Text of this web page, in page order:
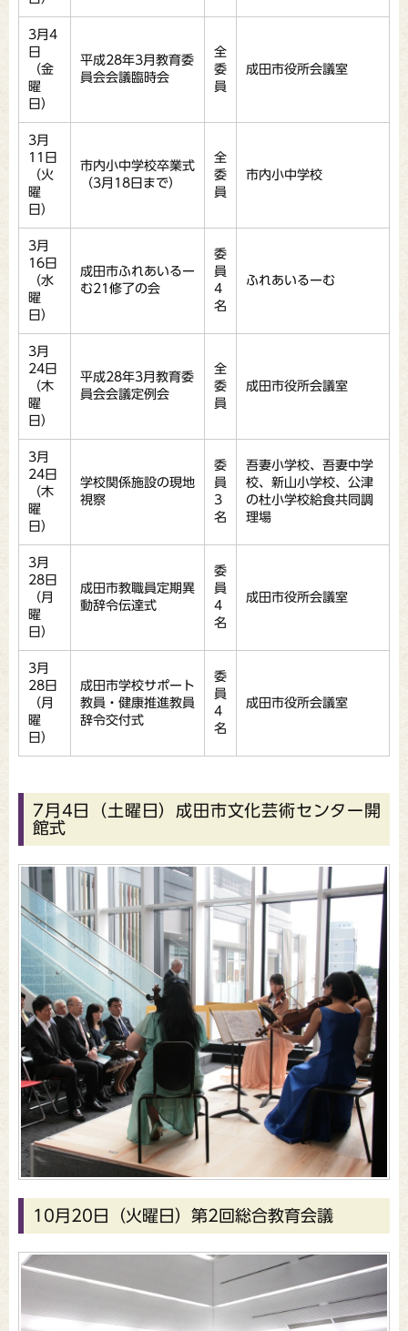
3月4
日
（金
曜
日）
平成28年3月教育委
員会会議臨時会
全
委
員
成田市役所会議室
3月
11日
（火
曜
日）
市内小中学校卒業式
（3月18日まで）
全
委
員
市内小中学校
3月
16日
（水
曜
日）
成田市ふれあいるー
む21修了の会
委
員
4
名
ふれあいるーむ
3月
24日
（木
曜
日）
平成28年3月教育委
員会会議定例会
全
委
員
成田市役所会議室
3月
24日
（木
曜
日）
学校関係施設の現地
視察
委
員
3
名
吾妻小学校、吾妻中学
校、新山小学校、公津
の杜小学校給食共同調
理場
3月
28日
（月
曜
日）
成田市教職員定期異
動辞令伝達式
委
員
4
名
成田市役所会議室
3月
28日
（月
曜
日）
成田市学校サポート
教員・健康推進教員
辞令交付式
委
員
4
名
成田市役所会議室
7月4日（土曜日）成田市文化芸術センター開
館式
10月20日（火曜日）第2回総合教育会議